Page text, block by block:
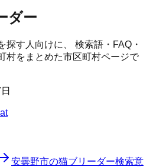
ダー
探す人向けに、 検索語・FAQ・
村をまとめた市区町村ページで
安曇野市の猫ブリーダー検索意